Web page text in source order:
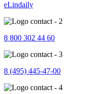
eLindaily
8 800 302 44 60
8 (495) 445-47-00